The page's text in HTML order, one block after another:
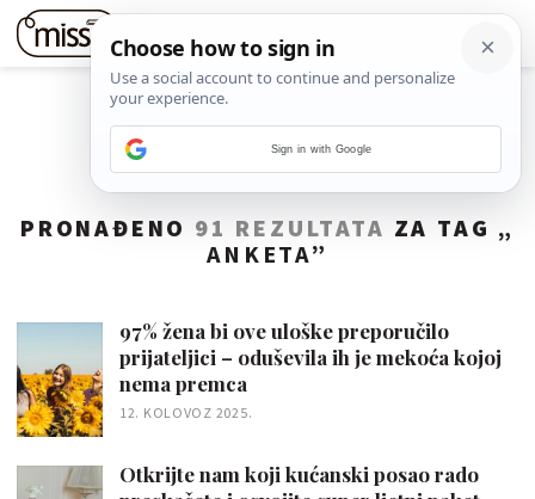
PRONAĐENO 91 REZULTATA ZA TAG „
ANKETA”
97% žena bi ove uloške preporučilo
prijateljici – oduševila ih je mekoća kojoj
nema premca
12. KOLOVOZ 2025.
Otkrijte nam koji kućanski posao rado
Sign in with Google